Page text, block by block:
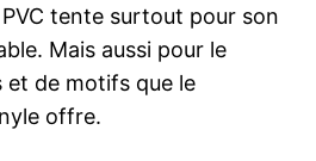
PVC tente surtout pour son
Mais aussi pour le
et de motifs que le
offre.